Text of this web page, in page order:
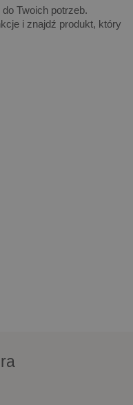
Twoich potrzeb.
i znajdź produkt, który